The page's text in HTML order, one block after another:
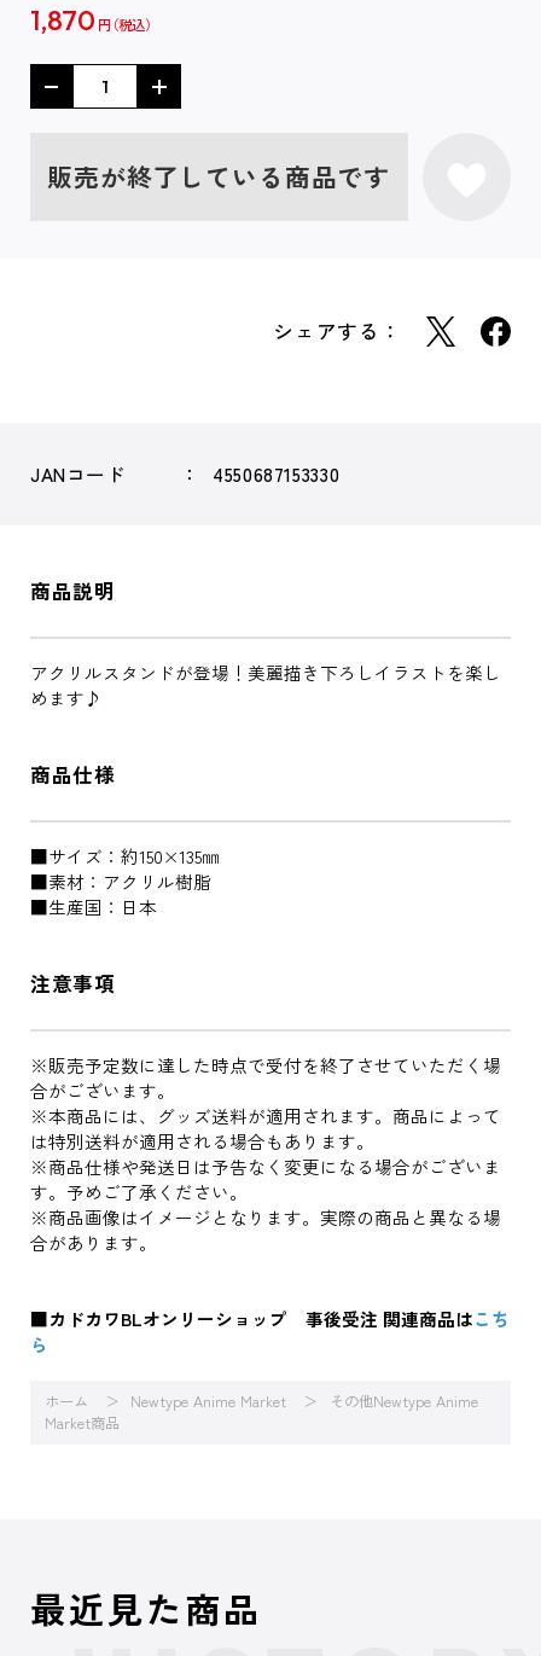
1,870 円
販売が終了している商品です
シェアする：
JANコード 4550687153330
商品説明
アクリルスタンドが登場！美麗描き下ろしイラストを楽し
めます♪
商品仕様
■サイズ：約150×135㎜
■素材：アクリル樹脂
■生産国：日本
注意事項
※販売予定数に達した時点で受付を終了させていただく場
合がございます。
※本商品には、グッズ送料が適用されます。商品によって
は特別送料が適用される場合もあります。
※商品仕様や発送日は予告なく変更になる場合がございま
す。予めご了承ください。
※商品画像はイメージとなります。実際の商品と異なる場
合があります。
■カドカワBLオンリーショップ 事後受注 関連商品はこち
ら
ホーム Newtype Anime Market
その他Newtype Anime
Market商品
最近見た商品